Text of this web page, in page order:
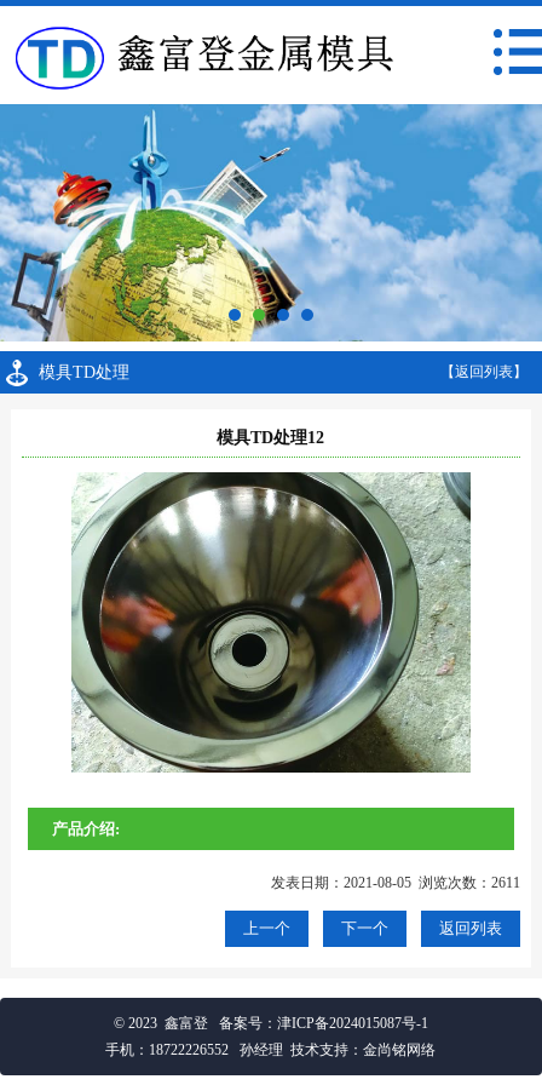
模具TD处理 【返回列表】
模具TD处理12
产品介绍:
发表日期：2021-08-05 浏览次数：2611
上一个 下一个 返回列表
© 2023 鑫富登 备案号： 津ICP备2024015087号-1
手机： 18722226552 孙经理 技术支持：金尚铭网络